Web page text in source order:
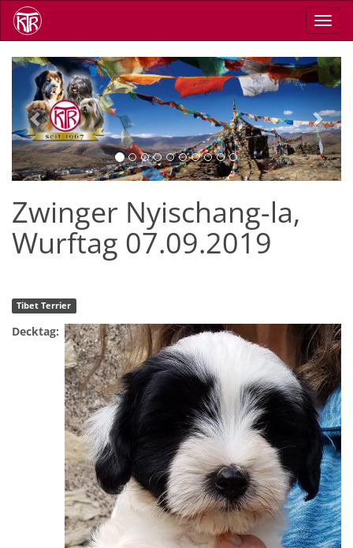
Direkt
zum
Inhalt
Previous Next
Zwinger Nyischang-la,
Wurftag 07.09.2019
Tibet Terrier
Decktag: